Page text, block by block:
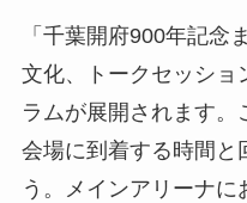
「千葉開府900年記念
文化、トークセッショ
ラムが展開されます。
会場に到着する時間と
う。メインアリーナ